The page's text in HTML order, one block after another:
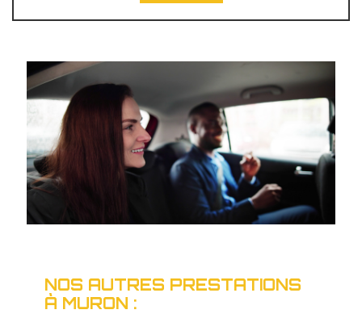
NOS AUTRES PRESTATIONS
À MURON :